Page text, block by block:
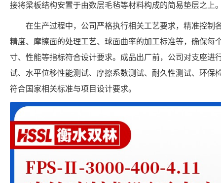
接将梁板结构安置于由数层毛毡等材料构成的简易垫层之上
在生产过程中，公司严格执行相关工艺要求，精准控制
精度、摩擦面的处理工艺、球面曲率的加工标准等，确保每
寸、性能等指标符合设计要求。成品出厂前，公司对支座进
试、水平位移性能测试、摩擦系数测试、耐久性测试、环保
符合国家相关标准与项目设计要求。